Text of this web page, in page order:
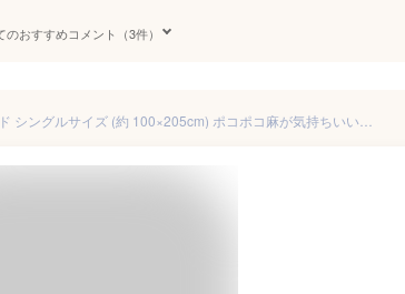
のおすすめコメント（3件）